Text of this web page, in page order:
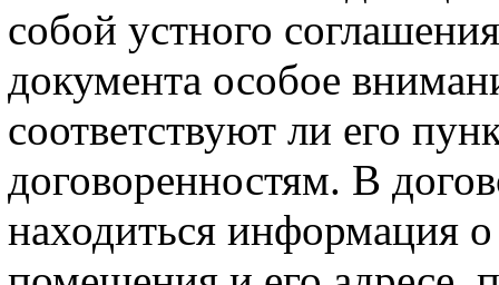
собой устного
документа особое
соответствуют ли его
договоренностям. В
находиться информация